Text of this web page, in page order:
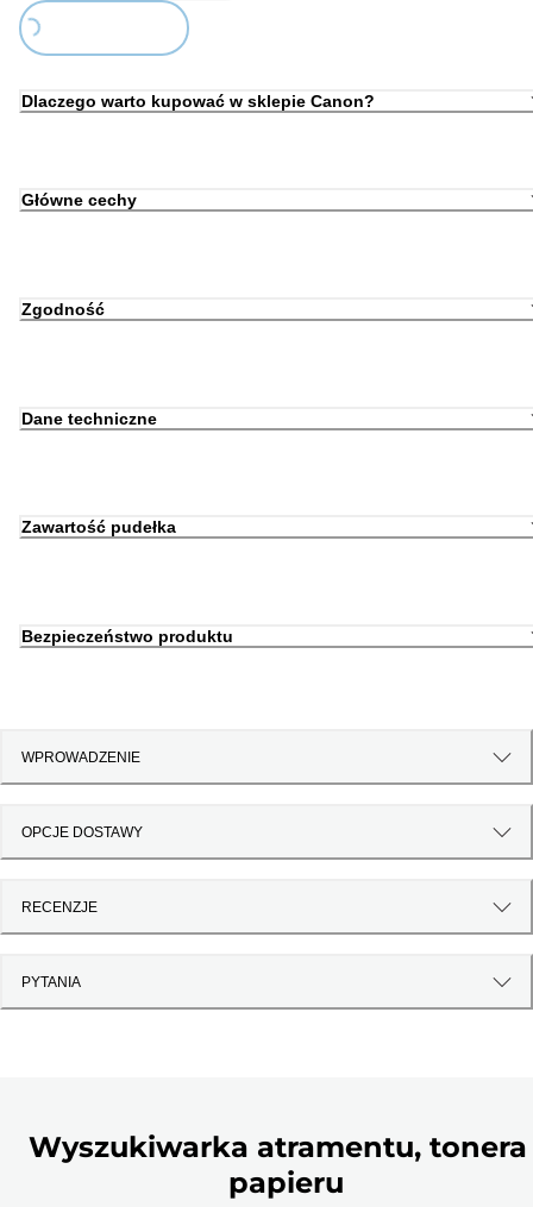
Loading...
Dlaczego warto kupować w sklepie Canon?
Główne cechy
Zgodność
Dane techniczne
Zawartość pudełka
Bezpieczeństwo produktu
WPROWADZENIE
OPCJE DOSTAWY
RECENZJE
PYTANIA
Wyszukiwarka atramentu, tonera
papieru